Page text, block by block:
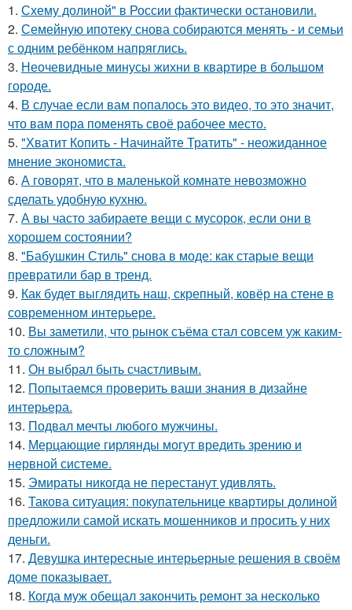
1. Схему долиной" в России фактически остановили.
2. Семейную ипотеку снова собираются менять - и семьи
с одним ребёнком напряглись.
3. Неочевидные минусы жихни в квартире в большом
городе.
4. В случае если вам попалось это видео, то это значит,
что вам пора поменять своё рабочее место.
5. "Хватит Копить - Начинайте Тратить" - неожиданное
мнение экономиста.
6. А говорят, что в маленькой комнате невозможно
сделать удобную кухню.
7. А вы часто забираете вещи с мусорок, если они в
хорошем состоянии?
8. "Бабушкин Стиль" снова в моде: как старые вещи
превратили бар в тренд.
9. Как будет выглядить наш, скрепный, ковёр на стене в
современном интерьере.
10. Вы заметили, что рынок съёма стал совсем уж каким-
то сложным?
11. Он выбрал быть счастливым.
12. Попытаемся проверить ваши знания в дизайне
интерьера.
13. Подвал мечты любого мужчины.
14. Мерцающие гирлянды могут вредить зрению и
нервной системе.
15. Эмираты никогда не перестанут удивлять.
16. Такова ситуация: покупательнице квартиры долиной
предложили самой искать мошенников и просить у них
деньги.
17. Девушка интересные интерьерные решения в своём
доме показывает.
18. Когда муж обещал закончить ремонт за несколько